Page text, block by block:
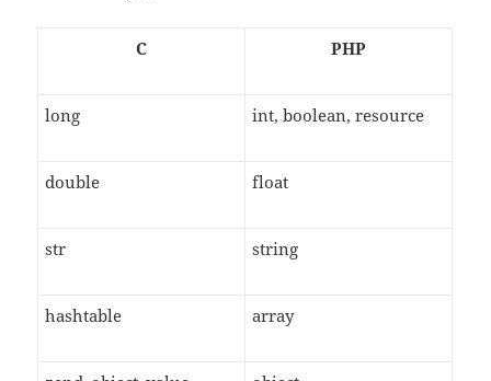
C PHP
long int, boolean, resource
double float
str string
hashtable array